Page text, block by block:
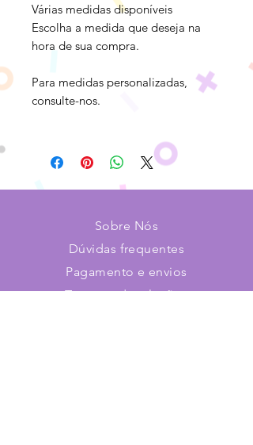
Várias medidas disponíveis
Escolha a medida que deseja na
hora de sua compra.
Para medidas personalizadas,
consulte-nos.
Sobre Nós
Dúvidas frequentes
Pagamento e envios
Trocas e devoluções